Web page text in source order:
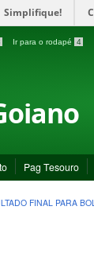
Simplifique!
Ir para o rodapé 4
Pag Tesouro
FINAL PARA